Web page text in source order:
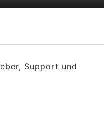
Support und